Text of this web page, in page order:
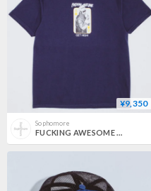
¥9,350
Sophomore
FUCKING AWESOME / x INDEPENDENT FA GET HIGH TEE / NAVY